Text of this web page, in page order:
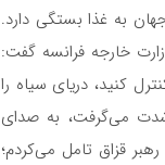
به غذا بستگی دارد.
خارجه فرانسه گفت:
کنید، دریای سیاه را
شدت می‌‌گرفت، به صدای
قزاق تامل می‌کردم؛